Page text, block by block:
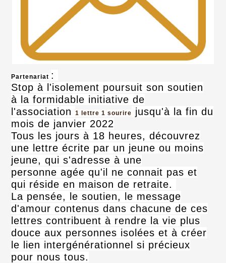
Partenariat :
Stop à l'isolement poursuit son soutien
à la formidable initiative de
l'association
1 lettre 1 sourire
jusqu'à la fin du
mois de janvier 2022
Tous les jours à 18 heures, découvrez
une lettre écrite par un jeune ou moins
jeune, qui s'adresse à une
personne agée qu'il ne connait pas et
qui réside en maison de retraite.
La pensée, le soutien, le message
d'amour contenus dans chacune de ces
lettres contribuent à rendre la vie plus
douce aux personnes isolées et à créer
le lien intergénérationnel si précieux
pour nous tous.